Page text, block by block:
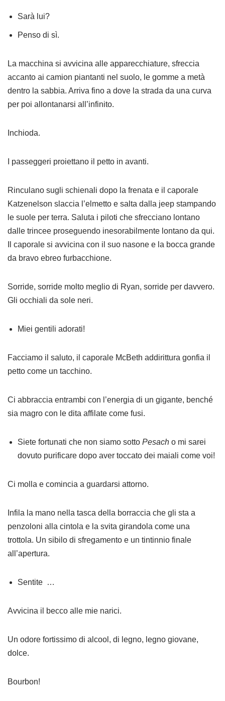
Sarà lui?
Penso di sì.
La macchina si avvicina alle apparecchiature, sfreccia
accanto ai camion piantanti nel suolo, le gomme a metà
dentro la sabbia. Arriva fino a dove la strada da una curva
per poi allontanarsi all’infinito.
Inchioda.
I passeggeri proiettano il petto in avanti.
Rinculano sugli schienali dopo la frenata e il caporale
Katzenelson slaccia l’elmetto e salta dalla jeep stampando
le suole per terra. Saluta i piloti che sfrecciano lontano
dalle trincee proseguendo inesorabilmente lontano da qui.
Il caporale si avvicina con il suo nasone e la bocca grande
da bravo ebreo furbacchione.
Sorride, sorride molto meglio di Ryan, sorride per davvero.
Gli occhiali da sole neri.
Miei gentili adorati!
Facciamo il saluto, il caporale McBeth addirittura gonfia il
petto come un tacchino.
Ci abbraccia entrambi con l’energia di un gigante, benché
sia magro con le dita affilate come fusi.
Siete fortunati che non siamo sotto Pesach o mi sarei
dovuto purificare dopo aver toccato dei maiali come voi!
Ci molla e comincia a guardarsi attorno.
Infila la mano nella tasca della borraccia che gli sta a
penzoloni alla cintola e la svita girandola come una
trottola. Un sibilo di sfregamento e un tintinnio finale
all’apertura.
Sentite …
Avvicina il becco alle mie narici.
Un odore fortissimo di alcool, di legno, legno giovane,
dolce.
Bourbon!